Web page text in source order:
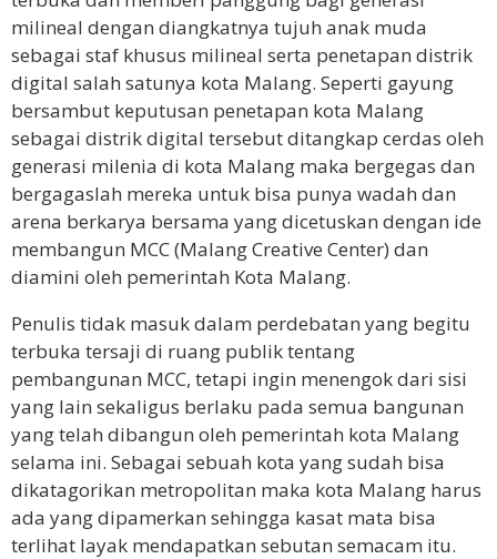
milineal dengan diangkatnya tujuh anak muda
sebagai staf khusus milineal serta penetapan distrik
digital salah satunya kota Malang. Seperti gayung
bersambut keputusan penetapan kota Malang
sebagai distrik digital tersebut ditangkap cerdas oleh
generasi milenia di kota Malang maka bergegas dan
bergagaslah mereka untuk bisa punya wadah dan
arena berkarya bersama yang dicetuskan dengan ide
membangun MCC (Malang Creative Center) dan
diamini oleh pemerintah Kota Malang.
Penulis tidak masuk dalam perdebatan yang begitu
terbuka tersaji di ruang publik tentang
pembangunan MCC, tetapi ingin menengok dari sisi
yang lain sekaligus berlaku pada semua bangunan
yang telah dibangun oleh pemerintah kota Malang
selama ini. Sebagai sebuah kota yang sudah bisa
dikatagorikan metropolitan maka kota Malang harus
ada yang dipamerkan sehingga kasat mata bisa
terlihat layak mendapatkan sebutan semacam itu.